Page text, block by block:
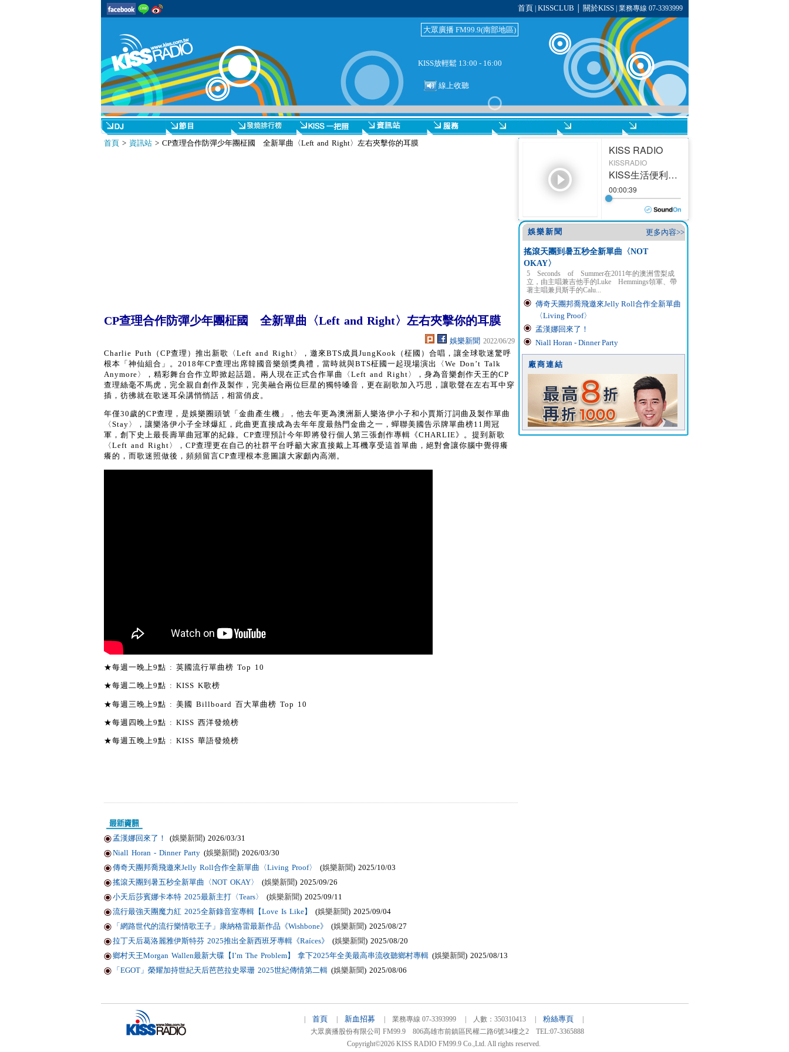
首頁 KISSCLUB 關於KISS| 業務專線 07-3393999
大眾廣播 FM99.9(南部地區)
KISS放輕鬆 13:00 - 16:00
線上收聽
首頁> 資訊站> CP查理合作防彈少年團柾國 全新單曲〈Left and Right〉左右夾擊你的耳膜
CP查理合作防彈少年團柾國 全新單曲〈Left and Right〉左右夾擊你的耳膜
娛樂新聞 2022/06/29
Charlie Puth（CP查理）推出新歌〈Left and Right〉，邀來BTS成員JungKook（柾國）合唱，讓全球歌迷驚呼
根本「神仙組合」。2018年CP查理出席韓國音樂頒獎典禮，當時就與BTS柾國一起現場演出〈We Don’t Talk
Anymore〉，精彩舞台合作立即掀起話題。兩人現在正式合作單曲〈Left and Right〉，身為音樂創作天王的CP
查理絲毫不馬虎，完全親自創作及製作，完美融合兩位巨星的獨特嗓音，更在副歌加入巧思，讓歌聲在左右耳中穿
插，彷彿就在歌迷耳朵講悄悄話，相當俏皮。
年僅30歲的CP查理，是娛樂圈頭號「金曲產生機」，他去年更為澳洲新人樂洛伊小子和小賈斯汀詞曲及製作單曲
〈Stay〉，讓樂洛伊小子全球爆紅，此曲更直接成為去年年度最熱門金曲之一，蟬聯美國告示牌單曲榜11周冠
軍，創下史上最長壽單曲冠軍的紀錄。CP查理預計今年即將發行個人第三張創作專輯《CHARLIE》。提到新歌
〈Left and Right〉，CP查理更在自己的社群平台呼籲大家直接戴上耳機享受這首單曲，絕對會讓你腦中覺得癢
癢的，而歌迷照做後，頻頻留言CP查理根本意圖讓大家顱內高潮。
★每週一晚上9點 : 英國流行單曲榜 Top 10
★每週二晚上9點 : KISS K歌榜
★每週三晚上9點 : 美國 Billboard 百大單曲榜 Top 10
★每週四晚上9點 : KISS 西洋發燒榜
★每週五晚上9點 : KISS 華語發燒榜
孟漢娜回來了！ (娛樂新聞) 2026/03/31
Niall Horan - Dinner Party (娛樂新聞) 2026/03/30
傳奇天團邦喬飛邀來Jelly Roll合作全新單曲〈Living Proof〉
(娛樂新聞) 2025/10/03
搖滾天團到暑五秒全新單曲〈NOT OKAY〉
(娛樂新聞) 2025/09/26
小天后莎賓娜卡本特 2025最新主打〈Tears〉
(娛樂新聞) 2025/09/11
流行最強天團魔力紅 2025全新錄音室專輯【Love Is Like】
(娛樂新聞) 2025/09/04
「網路世代的流行樂情歌王子」康納格雷最新作品《Wishbone》
(娛樂新聞) 2025/08/27
拉丁天后葛洛麗雅伊斯特芬 2025推出全新西班牙專輯《Raíces》
(娛樂新聞) 2025/08/20
鄉村天王Morgan Wallen最新大碟【I’m The Problem】 拿下2025年全美最高串流收聽鄉村專輯 (娛樂新聞) 2025/08/13
「EGOT」榮耀加持世紀天后芭芭拉史翠珊 2025世紀傳情第二輯 (娛樂新聞) 2025/08/06
更多內容>>
娛樂新聞
搖滾天團到暑五秒全新單曲〈NOT
OKAY〉
5 Seconds of Summer在2011年的澳洲雪梨成
立，由主唱兼吉他手的Luke Hemmings領軍、帶
著主唱兼貝斯手的Calu...
傳奇天團邦喬飛邀來Jelly Roll合作全新單曲
〈Living Proof〉
孟漢娜回來了！
Niall Horan - Dinner Party
廠商連結
| 首頁 | 新血招募 | 業務專線 07-3393999 | 人數：350310413 | 粉絲專頁 |
大眾廣播股份有限公司 FM99.9 806高雄市前鎮區民權二路6號34樓之2 TEL:07-3365888
Copyright©2026 KISS RADIO FM99.9 Co.,Ltd. All rights reserved.